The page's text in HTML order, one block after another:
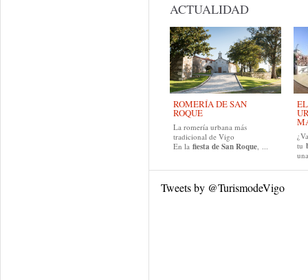
ACTUALIDAD
ROMERÍA DE SAN
ROQUE
La romería urbana más
tradicional de Vigo
En la fiesta de San Roque, ...
tu
Tweets by @TurismodeVigo